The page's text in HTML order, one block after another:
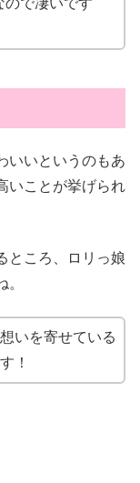
ので凄いです
いいというのもあ
いことが挙げられ
ところ、ロリっ娘
いを寄せている
！